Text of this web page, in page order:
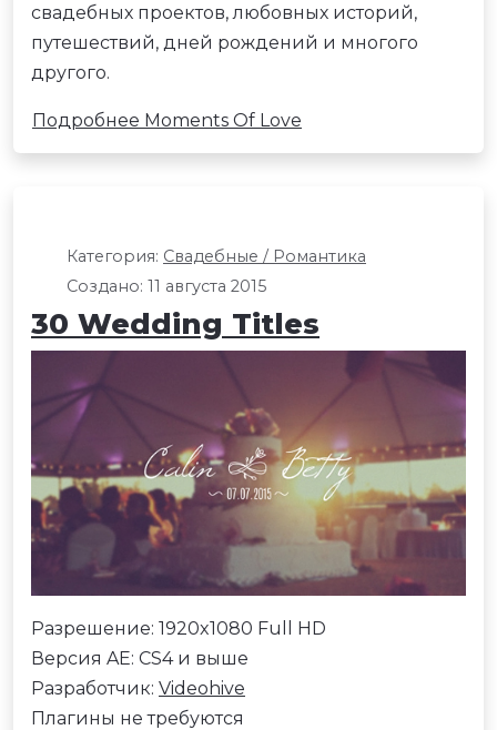
свадебных проектов, любовных историй,
путешествий, дней рождений и многого
другого.
Подробнее Moments Of Love
Категория: Свадебные / Романтика
Создано: 11 августа 2015
30 Wedding Titles
Разрешение: 1920x1080 Full HD
Версия AE: CS4 и выше
Разработчик: Videohive
Плагины не требуются